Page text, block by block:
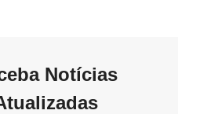
Notícias